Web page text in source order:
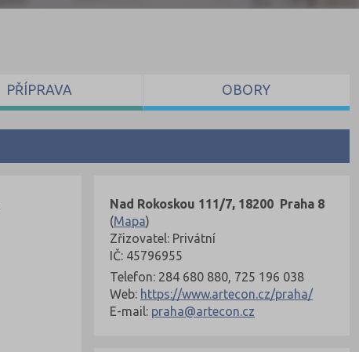
Nad Rokoskou 111/7, 18200 Praha 8
(Mapa)
Zřizovatel: Privátní
IČ: 45796955
Telefon: 284 680 880, 725 196 038
Web: https://www.artecon.cz/praha/
E-mail: praha@artecon.cz
PŘÍPRAVA OBORY